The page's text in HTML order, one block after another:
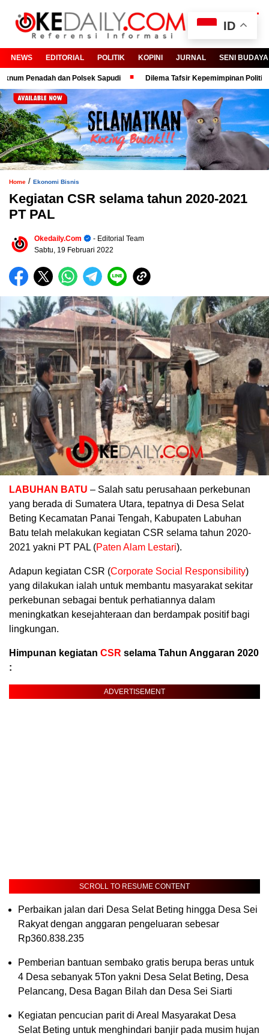
NEWS EDITORIAL POLITIK KOPINI JURNAL SENI BUDAYA
Penadah dan Polsek Sapudi Dilema Tafsir Kepemimpinan Politik dan
Home / Ekonomi Bisnis
Kegiatan CSR selama tahun 2020-2021
PT PAL
Okedaily.com
- Editorial Team
Sabtu, 19 Februari 2022
LABUHAN BATU – Salah satu perusahaan perkebunan
yang berada di Sumatera Utara, tepatnya di Desa Selat
Beting Kecamatan Panai Tengah, Kabupaten Labuhan
Batu telah melakukan kegiatan CSR selama tahun 2020-
2021 yakni PT PAL (Paten Alam Lestari).
Adapun kegiatan CSR (Corporate Social Responsibility)
yang dilakukan ialah untuk membantu masyarakat sekitar
perkebunan sebagai bentuk perhatiannya dalam
meningkatkan kesejahteraan dan berdampak positif bagi
lingkungan.
Himpunan kegiatan CSR selama Tahun Anggaran 2020
:
ADVERTISEMENT
SCROLL TO RESUME CONTENT
Perbaikan jalan dari Desa Selat Beting hingga Desa Sei
Rakyat dengan anggaran pengeluaran sebesar
Rp360.838.235
Pemberian bantuan sembako gratis berupa beras untuk
4 Desa sebanyak 5Ton yakni Desa Selat Beting, Desa
Pelancang, Desa Bagan Bilah dan Desa Sei Siarti
Kegiatan pencucian parit di Areal Masyarakat Desa
Selat Beting untuk menghindari banjir pada musim hujan
ID